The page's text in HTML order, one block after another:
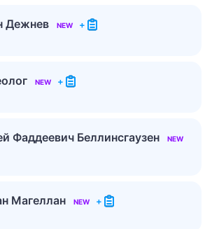
Дежнев NEW +
NEW +
Фаддеевич Беллинсгаузен NEW
Магеллан NEW +